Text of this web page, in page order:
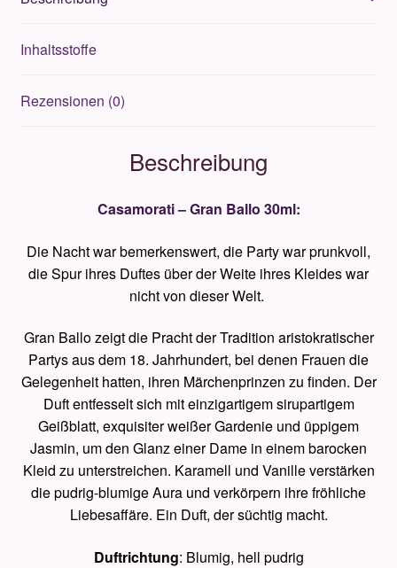
Inhaltsstoffe
Rezensionen (0)
Beschreibung
Casamorati – Gran Ballo 30ml:
Die Nacht war bemerkenswert, die Party war prunkvoll,
die Spur ihres Duftes über der Weite ihres Kleides war
nicht von dieser Welt.
Gran Ballo zeigt die Pracht der Tradition aristokratischer
Partys aus dem 18. Jahrhundert, bei denen Frauen die
Gelegenheit hatten, ihren Märchenprinzen zu finden. Der
Duft entfesselt sich mit einzigartigem sirupartigem
Geißblatt, exquisiter weißer Gardenie und üppigem
Jasmin, um den Glanz einer Dame in einem barocken
Kleid zu unterstreichen. Karamell und Vanille verstärken
die pudrig-blumige Aura und verkörpern ihre fröhliche
Liebesaffäre. Ein Duft, der süchtig macht.
Duftrichtung: Blumig, hell pudrig